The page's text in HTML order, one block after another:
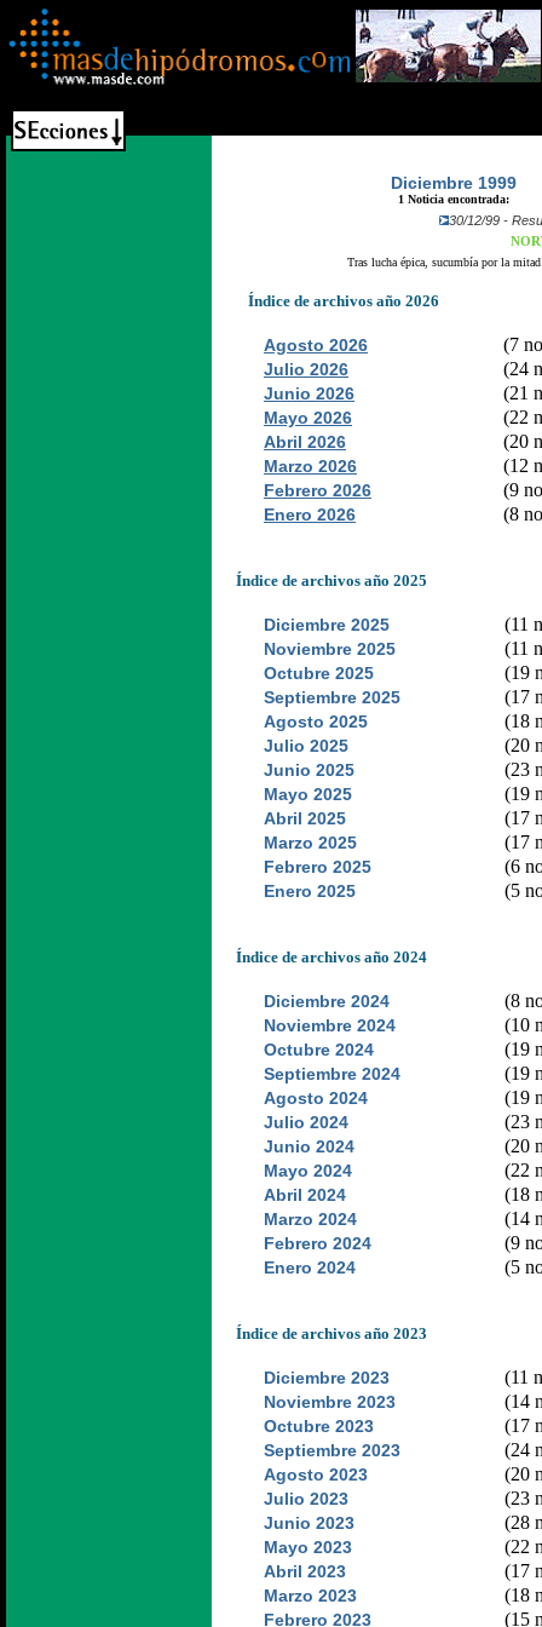
Diciembre 1999
1 Noticia encontrada:
30/12/99 -
Tras lucha épica, sucumbía por la
Índice de archivos año 2026
Agosto 2026 (7
Julio 2026 (24
Junio 2026 (21
Mayo 2026 (22
Abril 2026 (20
Marzo 2026 (12
Febrero 2026 (9
Enero 2026 (8
Índice de archivos año 2025
Diciembre 2025 (11
Noviembre 2025 (11
Octubre 2025 (19
Septiembre 2025 (17
Agosto 2025 (18
Julio 2025 (20
Junio 2025 (23
Mayo 2025 (19
Abril 2025 (17
Marzo 2025 (17
Febrero 2025 (6
Enero 2025 (5
Índice de archivos año 2024
Diciembre 2024 (8
Noviembre 2024 (10
Octubre 2024 (19
Septiembre 2024 (19
Agosto 2024 (19
Julio 2024 (23
Junio 2024 (20
Mayo 2024 (22
Abril 2024 (18
Marzo 2024 (14
Febrero 2024 (9
Enero 2024 (5
Índice de archivos año 2023
Diciembre 2023 (11
Noviembre 2023 (14
Octubre 2023 (17
Septiembre 2023 (24
Agosto 2023 (20
Julio 2023 (23
Junio 2023 (28
Mayo 2023 (22
Abril 2023 (17
Marzo 2023 (18
Febrero 2023 (15